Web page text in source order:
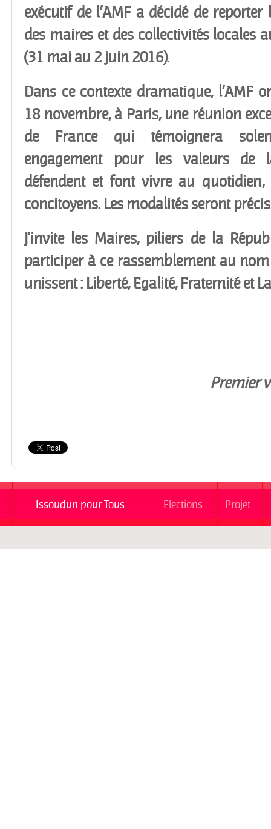
exécutif de l’AMF a décidé de
des maires et des collectivités locales
(31 mai au 2 juin 2016).
Dans ce contexte dramatique, l’AMF
18 novembre, à Paris, une réunion
de France qui témoignera
engagement pour les valeurs de
défendent et font vivre au
concitoyens. Les modalités seront
J'invite les Maires, piliers de la
participer à ce rassemblement au
unissent : Liberté, Egalité, Fraternité et
Premier
Issoudun pour Tous Elections Projet